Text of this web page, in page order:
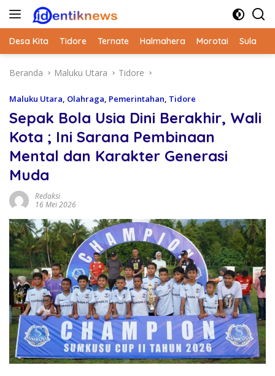
Langsung
Desa Kita Tidore Ternate Halmahera Morotai Sula
Beranda Maluku Utara Tidore
Maluku Utara, Olahraga, Pemerintahan, Tidore
Sepak Bola Usia Dini Berakhir, Wali
Kota ; Ini Sarana Pembinaan
Mental dan Karakter Generasi
Muda
Redaksi
16 Mei 2026